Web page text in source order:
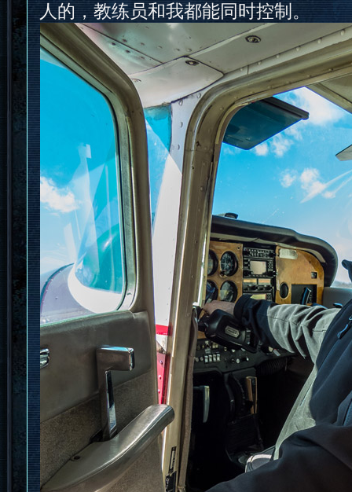
人的，教练员和我都能同时控制。